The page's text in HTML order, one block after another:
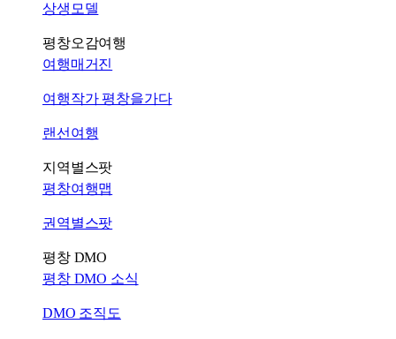
상생모델
평창오감여행
여행매거진
여행작가 평창을가다
랜선여행
지역별스팟
평창여행맵
권역별스팟
평창 DMO
평창 DMO 소식
DMO 조직도